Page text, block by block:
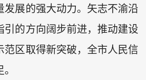
发展的强大动力。矢志不渝沿
引的方向阔步前进，推动建设
范区取得新突破，全市人民信